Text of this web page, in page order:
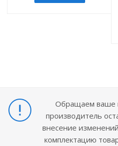
Обращаем ваше
производитель
внесение
комплектацию